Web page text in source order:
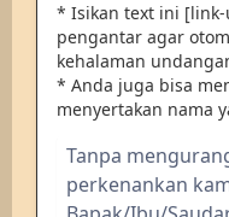
* Isikan text ini
pengantar agar
kehalaman
* Anda juga bisa
menyertakan nama